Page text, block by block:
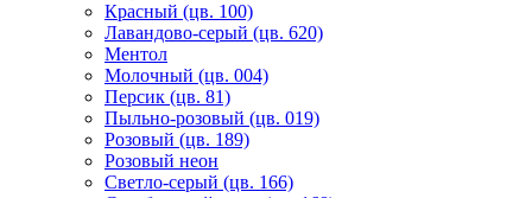
Красный (цв. 100)
Лавандово-серый (цв. 620)
Ментол
Молочный (цв. 004)
Персик (цв. 81)
Пыльно-розовый (цв. 019)
Розовый (цв. 189)
Розовый неон
Светло-серый (цв. 166)